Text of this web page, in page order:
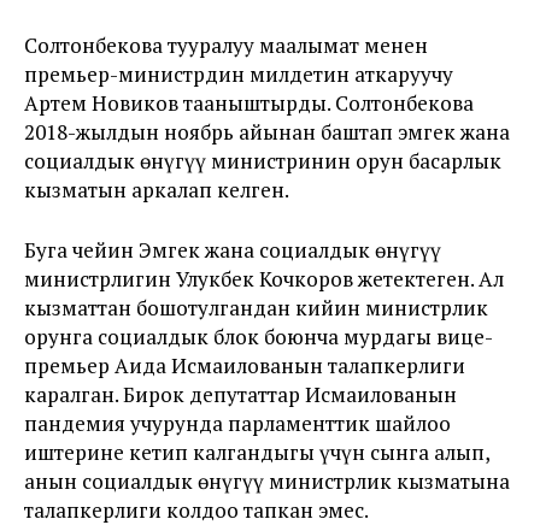
Солтонбекова тууралуу маалымат менен
премьер-министрдин милдетин аткаруучу
Артем Новиков тааныштырды. Солтонбекова
2018-жылдын ноябрь айынан баштап эмгек жана
социалдык өнүгүү министринин орун басарлык
кызматын аркалап келген.
Буга чейин Эмгек жана социалдык өнүгүү
министрлигин Улукбек Кочкоров жетектеген. Ал
кызматтан бошотулгандан кийин министрлик
орунга социалдык блок боюнча мурдагы вице-
премьер Аида Исмаилованын талапкерлиги
каралган. Бирок депутаттар Исмаилованын
пандемия учурунда парламенттик шайлоо
иштерине кетип калгандыгы үчүн сынга алып,
анын социалдык өнүгүү министрлик кызматына
талапкерлиги колдоо тапкан эмес.